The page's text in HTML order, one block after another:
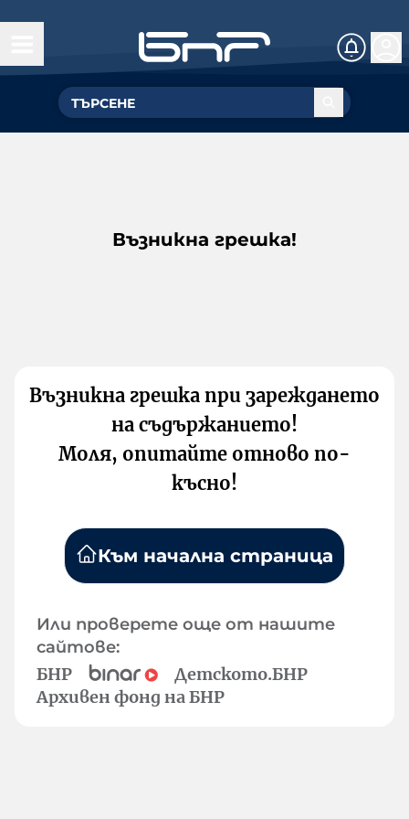
Възникна грешка!
Възникна грешка при зареждането
на съдържанието!
Моля, опитайте отново по-
късно!
Към начална страница
Или проверете още от нашите
сайтове:
БНР
Детското.БНР
Архивен фонд на БНР